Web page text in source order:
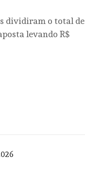
dividiram o total de
levando R$